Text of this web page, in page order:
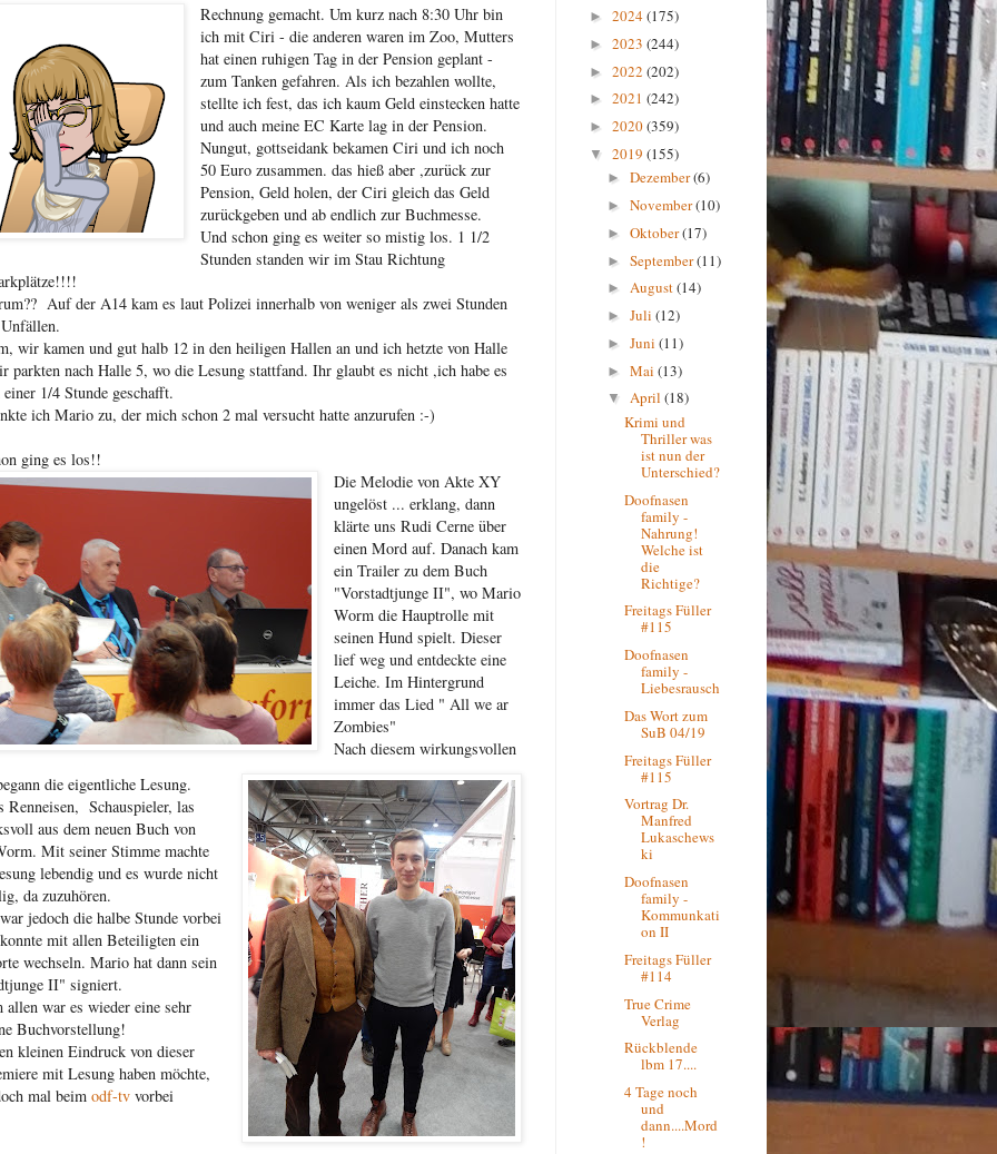
Rechnung gemacht. Um kurz nach 8:30 Uhr bin
ich mit Ciri - die anderen waren im Zoo, Mutters
hat einen ruhigen Tag in der Pension geplant -
zum Tanken gefahren. Als ich bezahlen wollte,
stellte ich fest, das ich kaum Geld einstecken hatte
und auch meine EC Karte lag in der Pension.
Nungut, gottseidank bekamen Ciri und ich noch
50 Euro zusammen. das hieß aber ,zurück zur
Pension, Geld holen, der Ciri gleich das Geld
zurückgeben und ab endlich zur Buchmesse.
Und schon ging es weiter so mistig los. 1 1/2
Stunden standen wir im Stau Richtung
Auf der A14 kam es laut Polizei innerhalb von weniger als zwei Stunden
wir kamen und gut halb 12 in den heiligen Hallen an und ich hetzte von Halle
parkten nach Halle 5, wo die Lesung stattfand. Ihr glaubt es nicht ,ich habe es
1/4 Stunde geschafft.
ich Mario zu, der mich schon 2 mal versucht hatte anzurufen :-)
ging es los!!
Die Melodie von Akte XY
ungelöst ... erklang, dann
klärte uns Rudi Cerne über
einen Mord auf. Danach kam
ein Trailer zu dem Buch
"Vorstadtjunge II", wo Mario
Worm die Hauptrolle mit
seinen Hund spielt. Dieser
lief weg und entdeckte eine
Leiche. Im Hintergrund
immer das Lied " All we ar
Zombies"
Nach diesem wirkungsvollen
die eigentliche Lesung.
Renneisen, Schauspieler, las
aus dem neuen Buch von
Mit seiner Stimme machte
lebendig und es wurde nicht
da zuzuhören.
jedoch die halbe Stunde vorbei
mit allen Beteiligten ein
wechseln. Mario hat dann sein
II" signiert.
war es wieder eine sehr
Buchvorstellung!
kleinen Eindruck von dieser
mit Lesung haben möchte,
mal beim odf-tv vorbei
► 2024(175)
► 2023 (244)
► 2022 (202)
► 2021 (242)
► 2020(359)
▼ 2019 (155)
► Dezember(6)
► November(10)
► Oktober(17)
► September(11)
► August(14)
► Juli (12)
► Juni (11)
► Mai (13)
▼ April (18)
Krimi und
Thriller was
ist nun der
Unterschied?
Doofnasen
family -
Nahrung!
Welche ist
die
Richtige?
Freitags Füller
#115
Doofnasen
family -
Liebesrausch
Das Wort zum
SuB 04/19
Freitags Füller
#115
Vortrag Dr.
Manfred
Lukaschews
ki
Doofnasen
family -
Kommunkati
on II
Freitags Füller
#114
True Crime
Verlag
Rückblende
lbm 17....
4 Tage noch
und
dann....Mord
!